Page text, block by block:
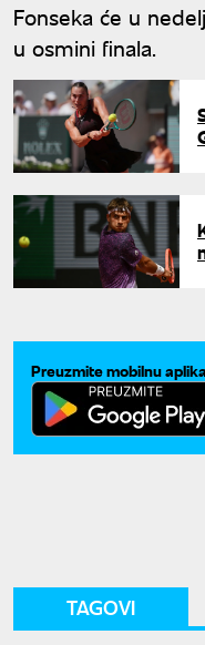
Fonseka će u
u osmini finala.
Preuzmite mobilnu
TAGOVI